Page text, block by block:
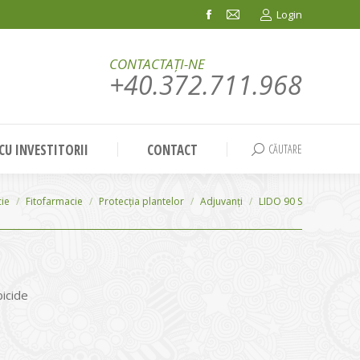
Facebook
in
window
Mail
in
window
Login
CONTACTAȚI-NE
+40.372.711.968
INVESTITORII CONTACT Search:
CĂUTARE
Fitofarmacie Protecția plantelor Adjuvanți LIDO 90 S